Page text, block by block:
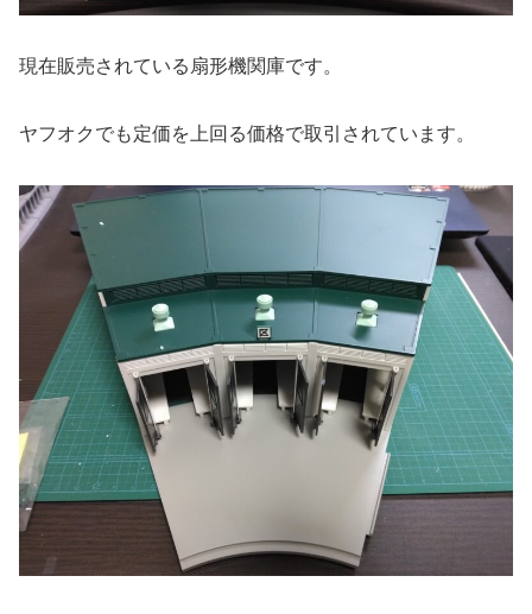
現在販売されている扇形機関庫です。
ヤフオクでも定価を上回る価格で取引されています。